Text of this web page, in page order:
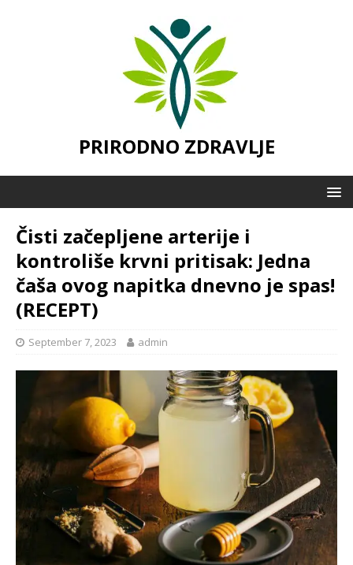
PRIRODNO ZDRAVLJE
Čisti začepljene arterije i
kontroliše krvni pritisak: Jedna
čaša ovog napitka dnevno je spas!
(RECEPT)
September 7, 2023 admin